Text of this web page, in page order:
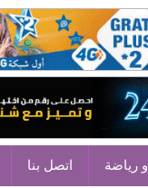
رياضة اتصل بنا